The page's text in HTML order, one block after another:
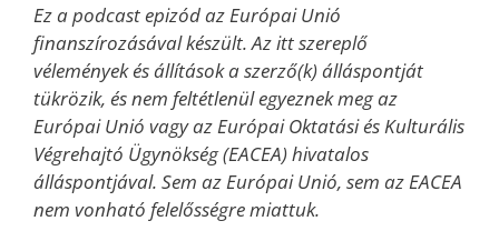
Ez a podcast epizód az Európai Unió
finanszírozásával készült. Az itt szereplő
vélemények és állítások a szerző(k) álláspontját
tükrözik, és nem feltétlenül egyeznek meg az
Európai Unió vagy az Európai Oktatási és Kulturális
Végrehajtó Ügynökség (EACEA) hivatalos
álláspontjával. Sem az Európai Unió, sem az EACEA
nem vonható felelősségre miattuk.